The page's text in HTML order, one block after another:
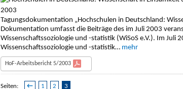
Tagungsdokumentation „Hochschulen in Deutschland:
Dokumentation umfasst die Beiträge des im Juli 2003
Wissenschaftssoziologie und -statistik (WiSoS e.V.). Im Juli
Wissenschaftssoziologie und -statistik… mehr
HoF-Arbeitsbericht 5/2003
Seiten: ← 1 2 3